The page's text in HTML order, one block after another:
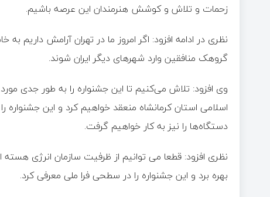
زحمات و تلاش و کوشش هنرمندان این عرصه باشیم.
نظری در ادامه افزود: اگر امروز ما در تهران آرامش داریم
گروهک منافقین وارد شهرهای دیگر ایران شوند.
وی افزود: تلاش می‌کنیم تا این جشنواره را به طور جدی
اسلامی استان کرمانشاه منعقد خواهیم کرد و این
دستگاه‌ها را نیز به کار خواهیم گرفت.
نظری افزود: قطعا می توانیم از ظرفیت سازمان انرژی هسته
بهره برد و این جشنواره را در سطحی فرا ملی معرفی کرد.